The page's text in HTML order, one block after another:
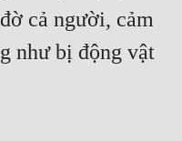
cả người, cảm
như bị động vật